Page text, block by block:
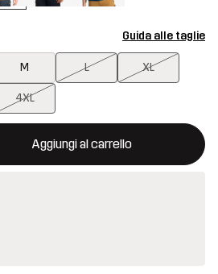
Guida alle taglie
M L XL
4XL
Aggiungi al carrello
modale per confermare un